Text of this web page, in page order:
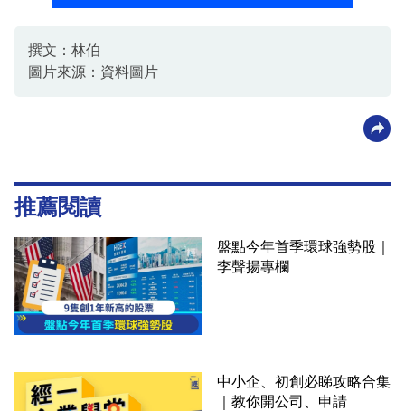
撰文：林伯
圖片來源：資料圖片
推薦閱讀
盤點今年首季環球強勢股｜
李聲揚專欄
中小企、初創必睇攻略合集
｜教你開公司、申請